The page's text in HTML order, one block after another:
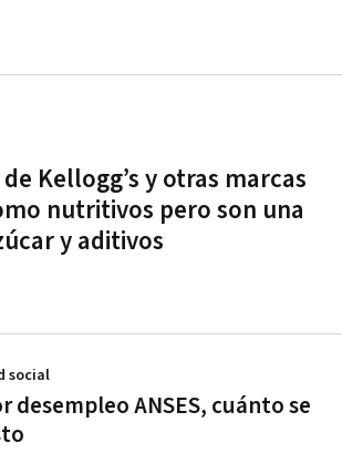
Kellogg’s y otras marcas
nutritivos pero son una
y aditivos
desempleo ANSES, cuánto se
social